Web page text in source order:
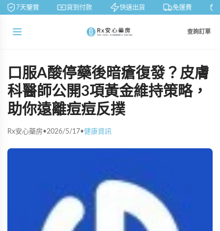
7天鑒賞 貨到付款 快速出貨 免運費
查詢訂單
口服A酸停藥後暗瘡復發？皮膚
科醫師公開3項黃金維持策略，
助你遠離痘痘反撲
Rx安心藥房•2026/5/17•健康資訊